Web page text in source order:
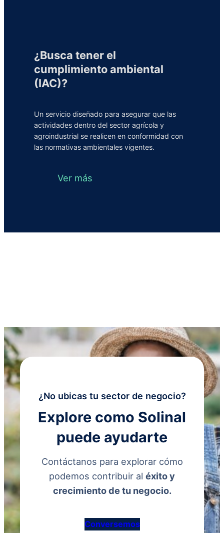
¿Busca tener el
cumplimiento ambiental
(IAC)?
Un servicio diseñado para asegurar que las
actividades dentro del sector agrícola y
agroindustrial se realicen en conformidad con
las normativas ambientales vigentes.
Ver más
¿No ubicas tu sector de negocio?
Explore como Solinal
puede ayudarte
Contáctanos para explorar cómo
podemos contribuir al éxito y
crecimiento de tu negocio.
Conversemos